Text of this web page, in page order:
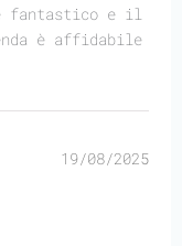
fantastico e il
è affidabile
19/08/2025